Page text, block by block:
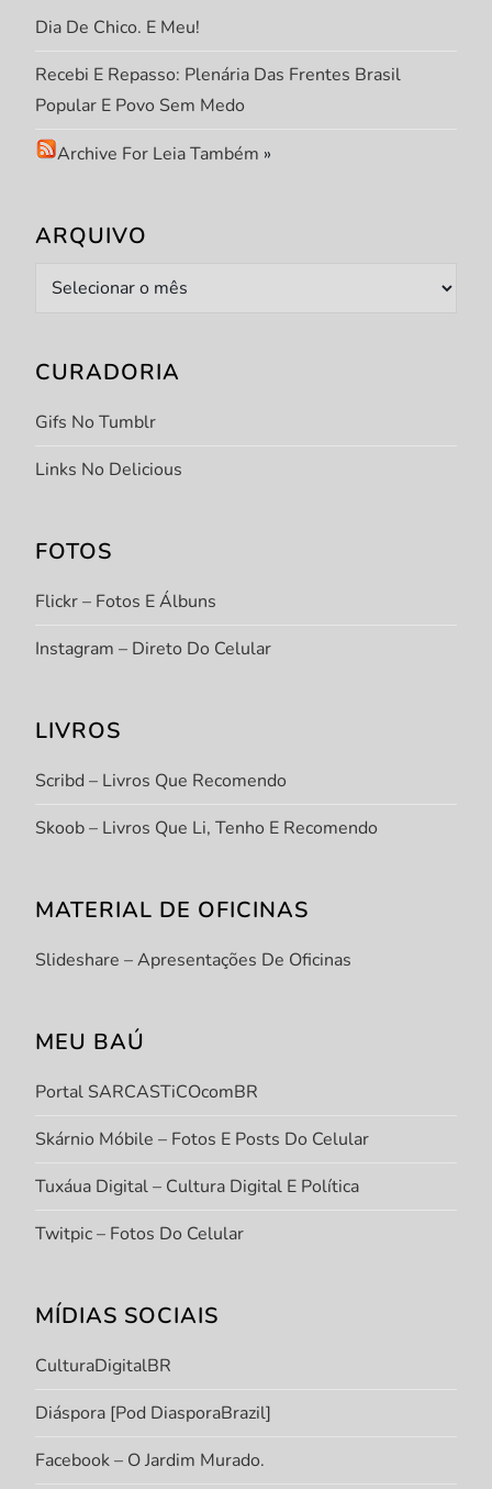
Dia De Chico. E Meu!
Recebi E Repasso: Plenária Das Frentes Brasil
Popular E Povo Sem Medo
Archive For Leia Também »
ARQUIVO
Arquivo
CURADORIA
Gifs No Tumblr
Links No Delicious
FOTOS
Flickr – Fotos E Álbuns
Instagram – Direto Do Celular
LIVROS
Scribd – Livros Que Recomendo
Skoob – Livros Que Li, Tenho E Recomendo
MATERIAL DE OFICINAS
Slideshare – Apresentações De Oficinas
MEU BAÚ
Portal SARCASTiCOcomBR
Skárnio Móbile – Fotos E Posts Do Celular
Tuxáua Digital – Cultura Digital E Política
Twitpic – Fotos Do Celular
MÍDIAS SOCIAIS
CulturaDigitalBR
Diáspora [Pod DiasporaBrazil]
Facebook – O Jardim Murado.